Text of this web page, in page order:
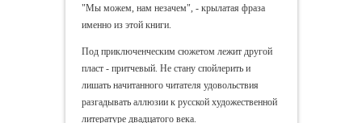
"Мы можем, нам незачем", - крылатая фраза
именно из этой книги.
Под приключенческим сюжетом лежит другой
пласт - притчевый. Не стану спойлерить и
лишать начитанного читателя удовольствия
разгадывать аллюзии к русской художественной
литературе двадцатого века.